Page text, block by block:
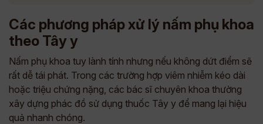
Các phương pháp xử lý nấm phụ khoa
theo Tây y
Nấm phụ khoa tuy lành tính nhưng nếu không dứt điểm sẽ
rất dễ tái phát. Trong các trường hợp viêm nhiễm kéo dài
hoặc triệu chứng nặng, các bác sĩ chuyên khoa thường
xây dựng phác đồ sử dụng thuốc Tây y để mang lại hiệu
quả nhanh chóng.